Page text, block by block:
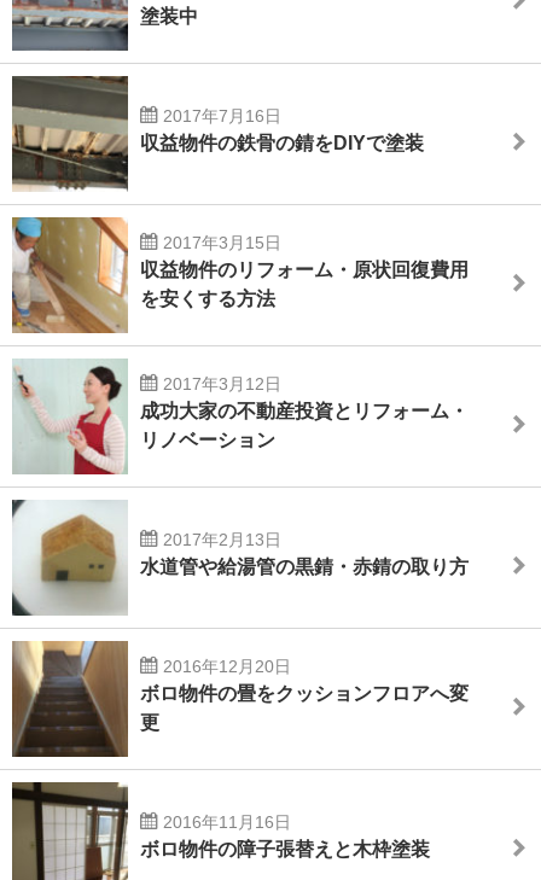
塗装中
2017年7月16日
収益物件の鉄骨の錆をDIYで塗装
2017年3月15日
収益物件のリフォーム・原状回復費用
を安くする方法
2017年3月12日
成功大家の不動産投資とリフォーム・
リノベーション
2017年2月13日
水道管や給湯管の黒錆・赤錆の取り方
2016年12月20日
ボロ物件の畳をクッションフロアへ変
更
2016年11月16日
ボロ物件の障子張替えと木枠塗装